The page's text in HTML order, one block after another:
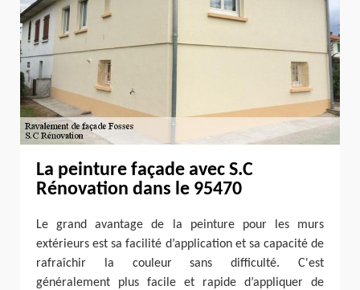
La peinture façade avec S.C
Rénovation dans le 95470
Le grand avantage de la peinture pour les murs
extérieurs est sa facilité d’application et sa capacité de
rafraîchir la couleur sans difficulté. C'est
généralement plus facile et rapide d’appliquer de